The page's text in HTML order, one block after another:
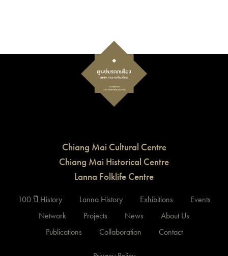
Chiang Mai Cultural Centre
Chiang Mai Historical Centre
Lanna Folklife Centre
100 ปี History Lanna History Exhibitions
Events
Network
Projects News
About Us
Publications
Collaboration Contact